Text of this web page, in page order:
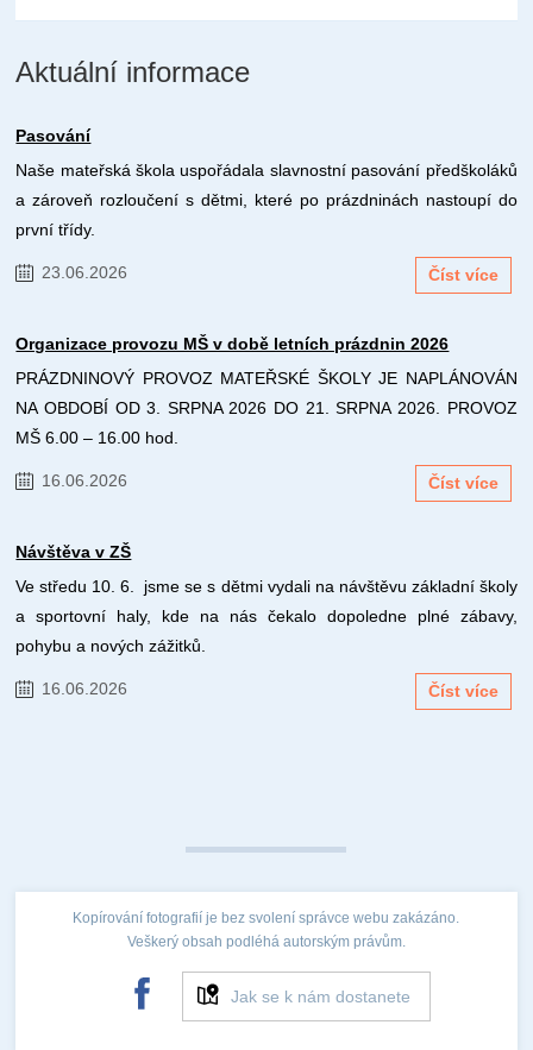
Aktuální informace
Pasování
Naše mateřská škola uspořádala slavnostní pasování předškoláků
a zároveň rozloučení s dětmi, které po prázdninách nastoupí do
první třídy.
23.06.2026 Číst více
Organizace provozu MŠ v době letních prázdnin 2026
PRÁZDNINOVÝ PROVOZ MATEŘSKÉ ŠKOLY JE NAPLÁNOVÁN
NA OBDOBÍ OD 3. SRPNA 2026 DO 21. SRPNA 2026. PROVOZ
MŠ 6.00 – 16.00 hod.
16.06.2026 Číst více
Návštěva v ZŠ
Ve středu 10. 6. jsme se s dětmi vydali na návštěvu základní školy
a sportovní haly, kde na nás čekalo dopoledne plné zábavy,
pohybu a nových zážitků.
16.06.2026 Číst více
Kopírování fotografií je bez svolení správce webu zakázáno.
Veškerý obsah podléhá autorským právům.
Jak se k nám dostanete